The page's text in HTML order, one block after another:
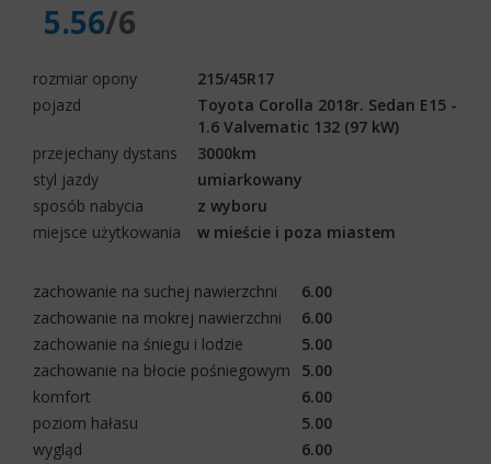
5.56/6
rozmiar opony
215/45R17
pojazd
Toyota Corolla 2018r. Sedan E15 -
1.6 Valvematic 132 (97 kW)
przejechany dystans
3000km
styl jazdy
umiarkowany
sposób nabycia
z wyboru
miejsce użytkowania
w mieście i poza miastem
zachowanie na suchej nawierzchni
6.00
zachowanie na mokrej nawierzchni
6.00
zachowanie na śniegu i lodzie
5.00
zachowanie na błocie pośniegowym
5.00
komfort
6.00
poziom hałasu
5.00
wygląd
6.00